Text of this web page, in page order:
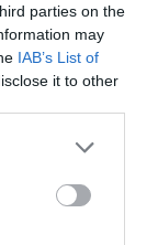
parties on the
may
IAB’s List of
it to other
more Google
may click to
party tags to
below Google
elég
munka,
hosszú
iránti